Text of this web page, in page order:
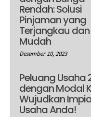
Rendah: Solusi
Pinjaman yang
Terjangkau dan
Mudah
Desember 10, 2023
Peluang Usaha
dengan Modal
Wujudkan
Usaha Anda!